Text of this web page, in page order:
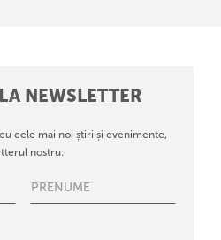
NEWSLETTER
cele mai noi știri și evenimente,
nostru: